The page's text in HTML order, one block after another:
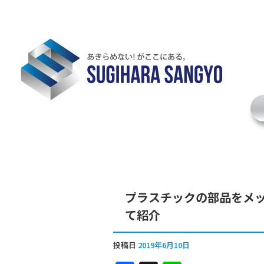
プラスチックの部品をメ
て紹介
投稿日 2019年6月10日